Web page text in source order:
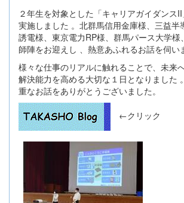
２年生を対象とした「キャリアガイダンス
実施しました 。北群馬信用金庫様、三益半
誘電様、東京電力RP様、群馬パース大学様
師陣をお迎えし 、熱意あふれるお話を伺い
様々な仕事のリアルに触れることで、未来
解決能力を高める大切な１日となりました
重なお話をありがとうございました。
←クリック